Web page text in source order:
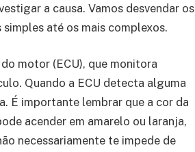
a causa. Vamos desvendar os
até os mais complexos.
motor (ECU), que monitora
Quando a ECU detecta alguma
É importante lembrar que a cor da
acender em amarelo ou laranja,
necessariamente te impede de